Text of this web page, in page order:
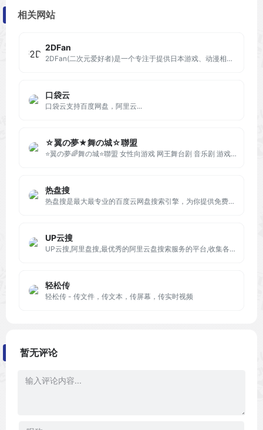
相关网站
2DFan
2DFan(二次元爱好者)是一个专注于提供日本游戏、动漫相关内容的门户站点
口袋云
口袋云支持百度网盘，阿里云...
☆翼の夢★舞の城☆聯盟
⭐翼の夢🌈舞の城⭐聯盟 女性向游戏 网王舞台剧 音乐剧 游戏汉化 漫画 声优 广播剧 乙女游戏 bl游戏 DRAMA 抓马 刀剑乱舞
热盘搜
热盘搜是最大最专业的百度云网盘搜索引擎，为你提供免费的网盘云搜索服务。你可以在这里搜索电影、电视剧、小说、文档、资料等百度云资源，是你百度云搜索的好帮手。
UP云搜
UP云搜,阿里盘搜,最优秀的阿里云盘搜索服务的平台,收集各类阿里云盘资源提供一站式搜索功能,推动互联网优质资源的高效传递!
轻松传
轻松传 - 传文件，传文本，传屏幕，传实时视频
暂无评论